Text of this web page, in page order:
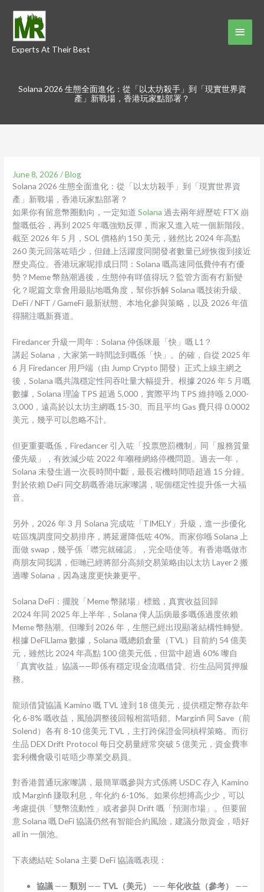
content
Experts At Their Best
Main
Solana 2026 生態全面進化：從「以太坊殺手」到「現實世界資
產」新戰場，香港玩家點部署？
June 8, 2026/Blog
Solana 2026 生態全面進化：從「以太坊殺手」到「現實世界資
產」新戰場，香港玩家點部署？
如果你有留意幣圈動向，一定知道Solana 過去兩年經歷咗 FTX 崩
盤嘅低谷，再到 2025 年嘅強勁反彈，而家又進入咗一個新階段。
截至 2026 年 5 月，SOL 價格約 150 美元，雖然比 2024 年高點
260 美元回落咗唔少，但鏈上活躍度同開發者數量已經恢復到接近
歷史高位。香港玩家呢排成日問：Solana 嘅高速同低費仲有冇優
勢？Meme 幣熱潮過後，生態仲有咩值得玩？監管方面有冇新變
化？呢篇文章會用最貼地嘅角度，幫你拆解 Solana 嘅技術升級、
DeFi / NFT / GameFi 最新狀態、本地化參與策略，以及 2026 年值
得關注嘅新賽道。
Firedancer 升級一周年：Solana 仲係咪最「快」嘅 L1？
講起 Solana，大家第一時間諗到嘅係「快」。的確，自從 2025 年
6 月 Firedancer 用戶端（由 Jump Crypto 開發）正式上線主網之
後，Solana 嘅共識穩定性同吞吐量大幅提升。根據 2026 年 5 月嘅
數據，Solana 理論 TPS 超過 5,000，實際平均 TPS 維持喺 2,000-
3,000，遠高於以太坊主網嘅 15-30。而且平均 Gas 費只得 0.0002
美元，幾乎可以忽略不計。
但更重要嘅係，Firedancer 引入咗「投票懲罰機制」同「服務質量
優先級」，有效減少咗 2022 年嗰種網絡停機問題。過去一年，
Solana 未發生過一次長時間中斷，最長宕機時間唔超過 15 分鐘。
對於依賴 DeFi 同交易嘅香港玩家嚟講，呢個穩定性提升係一大福
音。
另外，2026 年 3 月 Solana 完成咗「TIMELY」升級，進一步優化
咗區塊調度同交易排序，將延遲降低咗 40%。而家你喺 Solana 上
面做 swap，幾乎係「噤完就確認」，完全唔使等。有香港嘅做市
商朋友同我講，佢哋已經將部分高頻交易策略由以太坊 Layer 2 搬
過嚟 Solana，因為速度更快兼更平。
Solana DeFi：擺脫「Meme 幣賭場」標籤，真實收益回歸
2024 年同 2025 年上半年，Solana 俾人詬病最多嘅係過度依賴
Meme 幣熱潮。但嚟到 2026 年，生態已經出現顯著結構性轉變。
根據 DeFiLlama 數據，Solana 嘅總鎖倉量（TVL）目前約 54 億美
元，雖然比 2024 年高點 100 億美元低，但當中超過 60% 嚟自
「真實收益」協議——即係有穩定現金流嘅借貸、衍生品同質押服
務。
龍頭借貸協議 Kamino 嘅 TVL 達到 18 億美元，提供穩定幣存款年
化 6-8% 嘅收益，風險調整後回報相當唔錯。Marginfi 同 Save（前
Solend）各有 8-10 億美元 TVL，主打跨保證金同槓桿策略。而衍
生品 DEX Drift Protocol 每日交易量經常突破 5 億美元，資金費率
套利機會吸引咗唔少專業交易員。
對香港普通玩家嚟講，最簡單嘅參與方式係將 USDC 存入 Kamino
或 Marginfi 賺取利息，年化約 6-10%。如果你想搏高少少，可以
考慮提供「雙幣流動性」或者參與 Drift 嘅「預測市場」。但要留
意 Solana 嘅 DeFi 協議仍然有智能合約風險，建議分散資金，唔好
all in 一個池。
下表總結咗 Solana 主要 DeFi 協議嘅表現：
協議 ——類別 —— TVL（美元） ——年化收益（參考）
——